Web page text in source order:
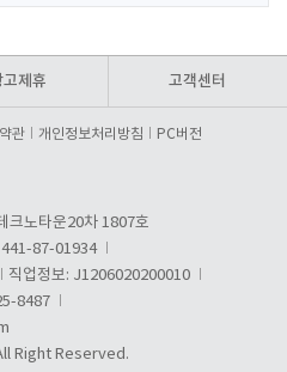
고제휴 고객센터
관 개인정보처리방침 PC버전
크노타운20차 1807호
441-87-01934
직업정보: J1206020200010
8487
Right Reserved.